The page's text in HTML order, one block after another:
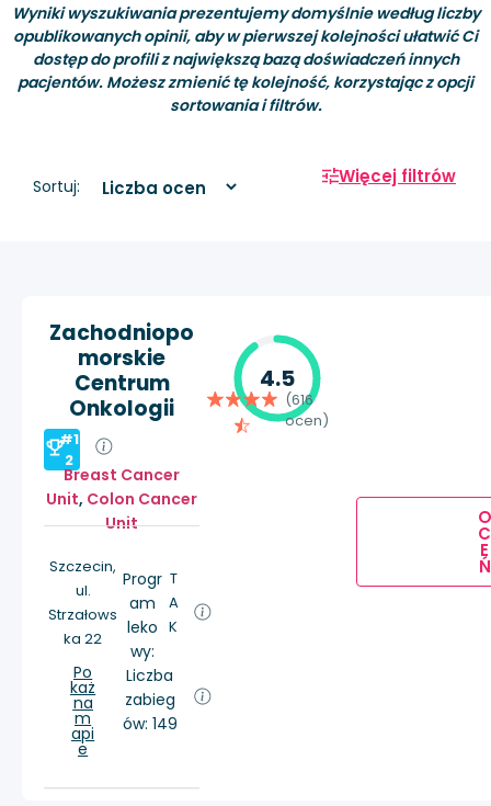
Wyniki wyszukiwania prezentujemy domyślnie według liczby
opublikowanych opinii, aby w pierwszej kolejności ułatwić Ci
dostęp do profili z największą bazą doświadczeń innych
pacjentów. Możesz zmienić tę kolejność, korzystając z opcji
sortowania i filtrów.
Sortuj: Więcej filtrów
Zachodniopo
morskie
Centrum
Onkologii
#1
2
Breast Cancer
Unit, Colon Cancer
Unit
Szczecin,
ul.
Strzałows
ka 22
Po
każ
na
m
api
e
Progr
am
leko
wy:
T
A
K
Liczba
zabieg
ów: 149
4.5
(616
ocen)
O
C
E
Ń